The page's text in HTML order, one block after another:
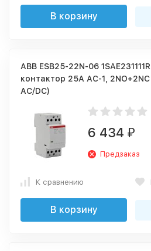
В корзину
ABB ESB25-22N-06
контактор 25А АС-1,
AC/DC)
6 434 ₽
Предзаказ
К сравнению
В корзину